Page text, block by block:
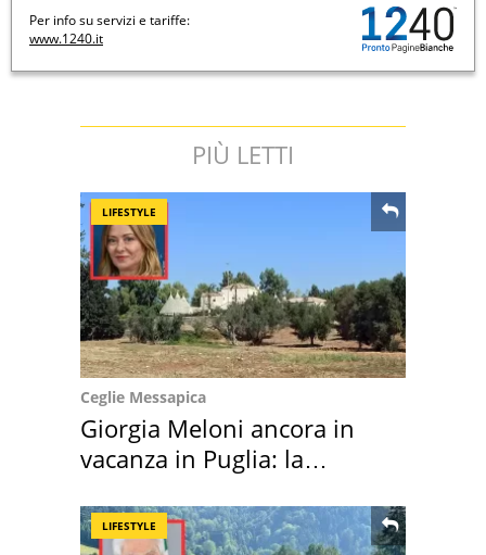
Per info su servizi e tariffe:
www.1240.it
PIÙ LETTI
LIFESTYLE
Ceglie Messapica
Giorgia Meloni ancora in
vacanza in Puglia: la
LIFESTYLE